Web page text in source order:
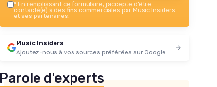
* En remplissant ce formulaire, j’accepte d’être
contacté(e) à des fins commerciales par Music Insiders
et ses partenaires.
Music Insiders
Ajoutez-nous à vos sources préférées sur Google
Parole d'experts